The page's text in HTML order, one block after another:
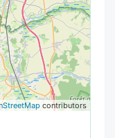
contributors